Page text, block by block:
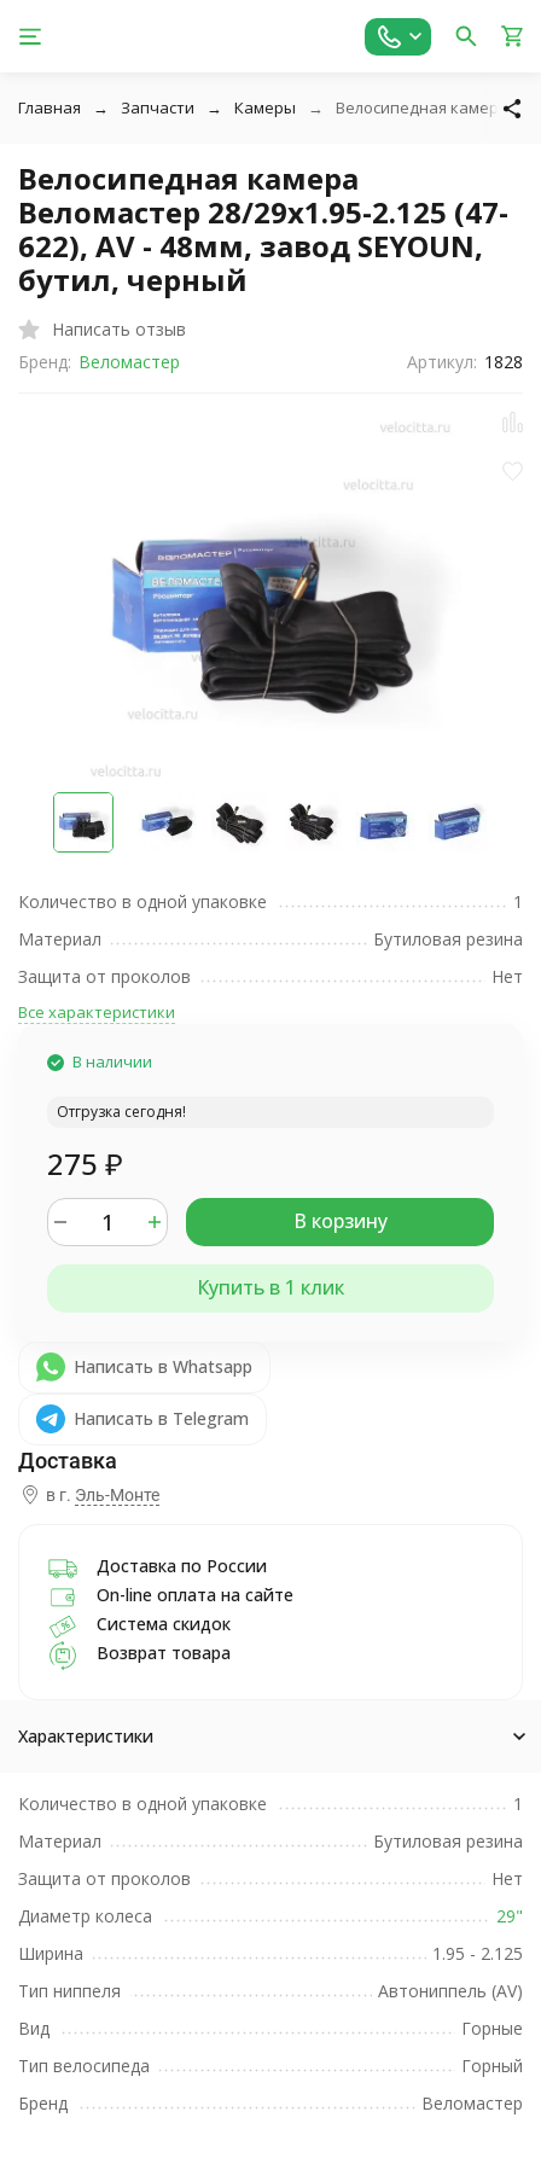
Главная Запчасти Камеры Велосипедная камера
Велосипедная камера
Веломастер 28/29x1.95-2.125 (47-
622), AV - 48мм, завод SEYOUN,
бутил, черный
Написать отзыв
Бренд: Веломастер Артикул: 1828
Количество в одной упаковке
1
Материал
Бутиловая резина
Защита от проколов
Нет
Все характеристики
В наличии
Отгрузка сегодня!
275 ₽
В корзину
Купить в 1 клик
Написать в Whatsapp
Написать в Telegram
в г. Эль-Монте
Доставка по России
On-line оплата на сайте
Система скидок
Возврат товара
Характеристики
Количество в одной упаковке
1
Материал
Бутиловая резина
Защита от проколов
Нет
Диаметр колеса
29"
Ширина
1.95 - 2.125
Тип ниппеля
Автониппель (AV)
Вид
Горные
Тип велосипеда
Горный
Бренд
Веломастер